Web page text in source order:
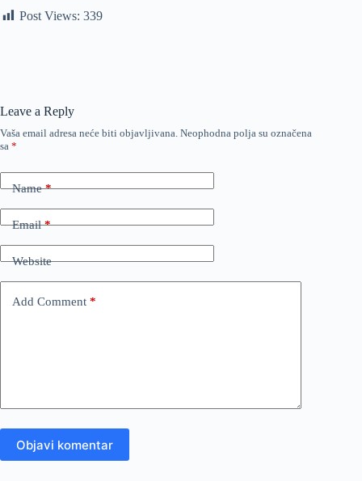
Post Views: 339
Leave a Reply
Vaša email adresa neće biti objavljivana. Neophodna polja su označena
sa *
Name*
Email*
Website
Add Comment *
Objavi komentar